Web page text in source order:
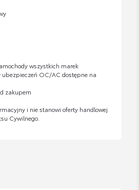
wszystkich marek
OC/AC dostępne na
zakupem
i nie stanowi oferty handlowej
Cywilnego.